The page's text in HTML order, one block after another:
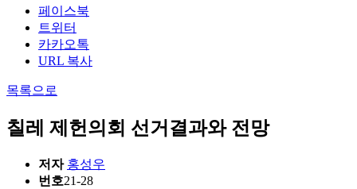
페이스북
트위터
카카오톡
URL 복사
목록으로
칠레 제헌의회 선거결과와 전망
저자 홍성우
번호21-28